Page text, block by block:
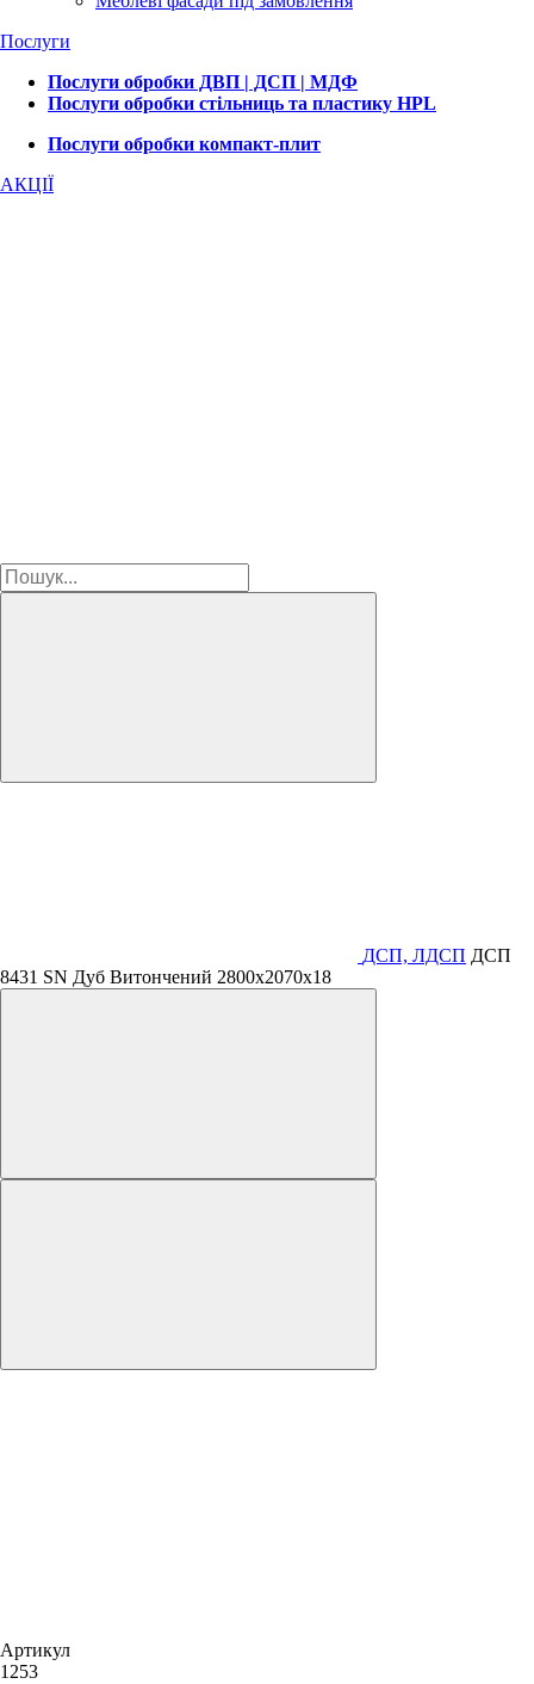
Послуги
Послуги обробки ДВП | ДСП | МДФ
Послуги обробки стільниць та пластику HPL
Послуги обробки компакт-плит
АКЦІЇ
ДСП, ЛДСП ДСП
8431 SN Дуб Витончений 2800х2070х18
Артикул
1253